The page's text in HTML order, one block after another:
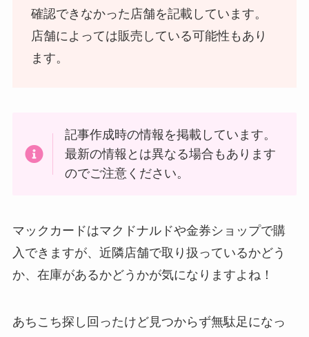
インソールはどこに売ってる？100均やドラッグス
トアで買える！
LANケーブルはどこで買える？ドンキや100均に売
確認できなかった店舗を記載しています。
店舗によっては販売している可能性もあり
ます。
記事作成時の情報を掲載しています。
最新の情報とは異なる場合もあります
のでご注意ください。
マックカードはマクドナルドや金券ショップで購
入できますが、近隣店舗で取り扱っているかどう
か、在庫があるかどうかが気になりますよね！
あちこち探し回ったけど見つからず無駄足になっ